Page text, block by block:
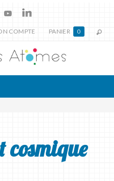
COMPTE PANIER 0
cosmique